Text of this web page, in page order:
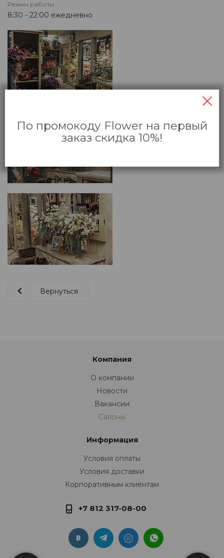
Режим работы
8:30 - 22:00 ежедневно
Вернуться
Компания
О компании
Новости
Вакансии
Салоны
Информация
Условия оплаты
Условия доставки
Корпоративным клиентам
+7 812 317-08-00
По промокоду Flower на первый
заказ скидка 10%!